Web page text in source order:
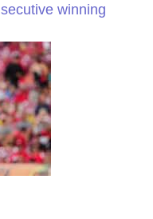
winning